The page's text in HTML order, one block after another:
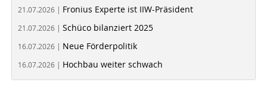
21.07.2026 | Fronius Experte ist IIW-Präsident
21.07.2026 | Schüco bilanziert 2025
16.07.2026 | Neue Förderpolitik
16.07.2026 | Hochbau weiter schwach